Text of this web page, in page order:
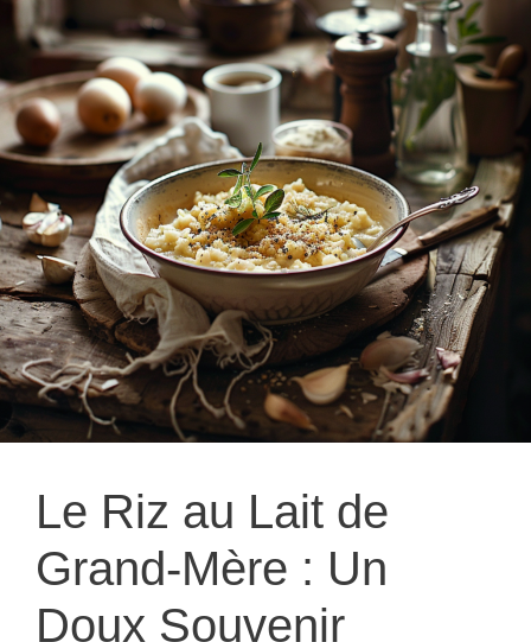
Le Riz au Lait de
Grand-Mère : Un
Doux Souvenir